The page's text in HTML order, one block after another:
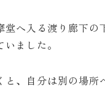
堂へ入る渡り廊下
ました。
と、自分は別の場